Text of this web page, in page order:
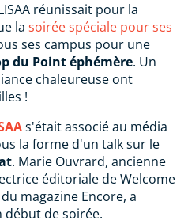
réunissait pour la
la soirée spéciale pour ses
ses campus pour une
du Point éphémère. Un
chaleureuse ont
!
s'était associé au média
la forme d'un talk sur le
. Marie Ouvrard, ancienne
éditoriale de Welcome
magazine Encore, a
début de soirée.